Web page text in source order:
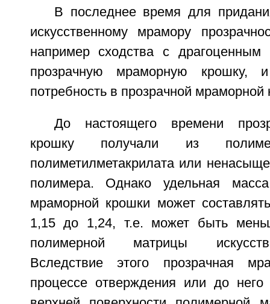
В последнее время для
искусственному мрамору
например сходства с
прозрачную мраморную крошку,
потребность в прозрачной мраморной
До настоящего времени
крошку получали из
полиметилметакрилата или
полимера. Однако удельная
мраморной крошки может
1,15 до 1,24, т.е. может быть
полимерной матрицы
Вследствие этого прозрачная
процессе отверждения или до